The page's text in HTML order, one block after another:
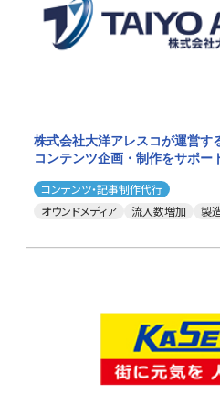
株式会社大洋アレスコが運営す
コンテンツ企画・制作をサポー
コンテンツ・記事制作代行
オウンドメディア
流入数増加 製